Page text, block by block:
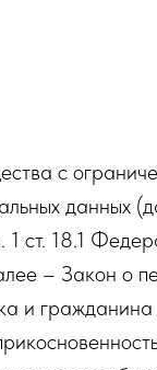
с
данных
1 ст. 18.1
– Закон о
и